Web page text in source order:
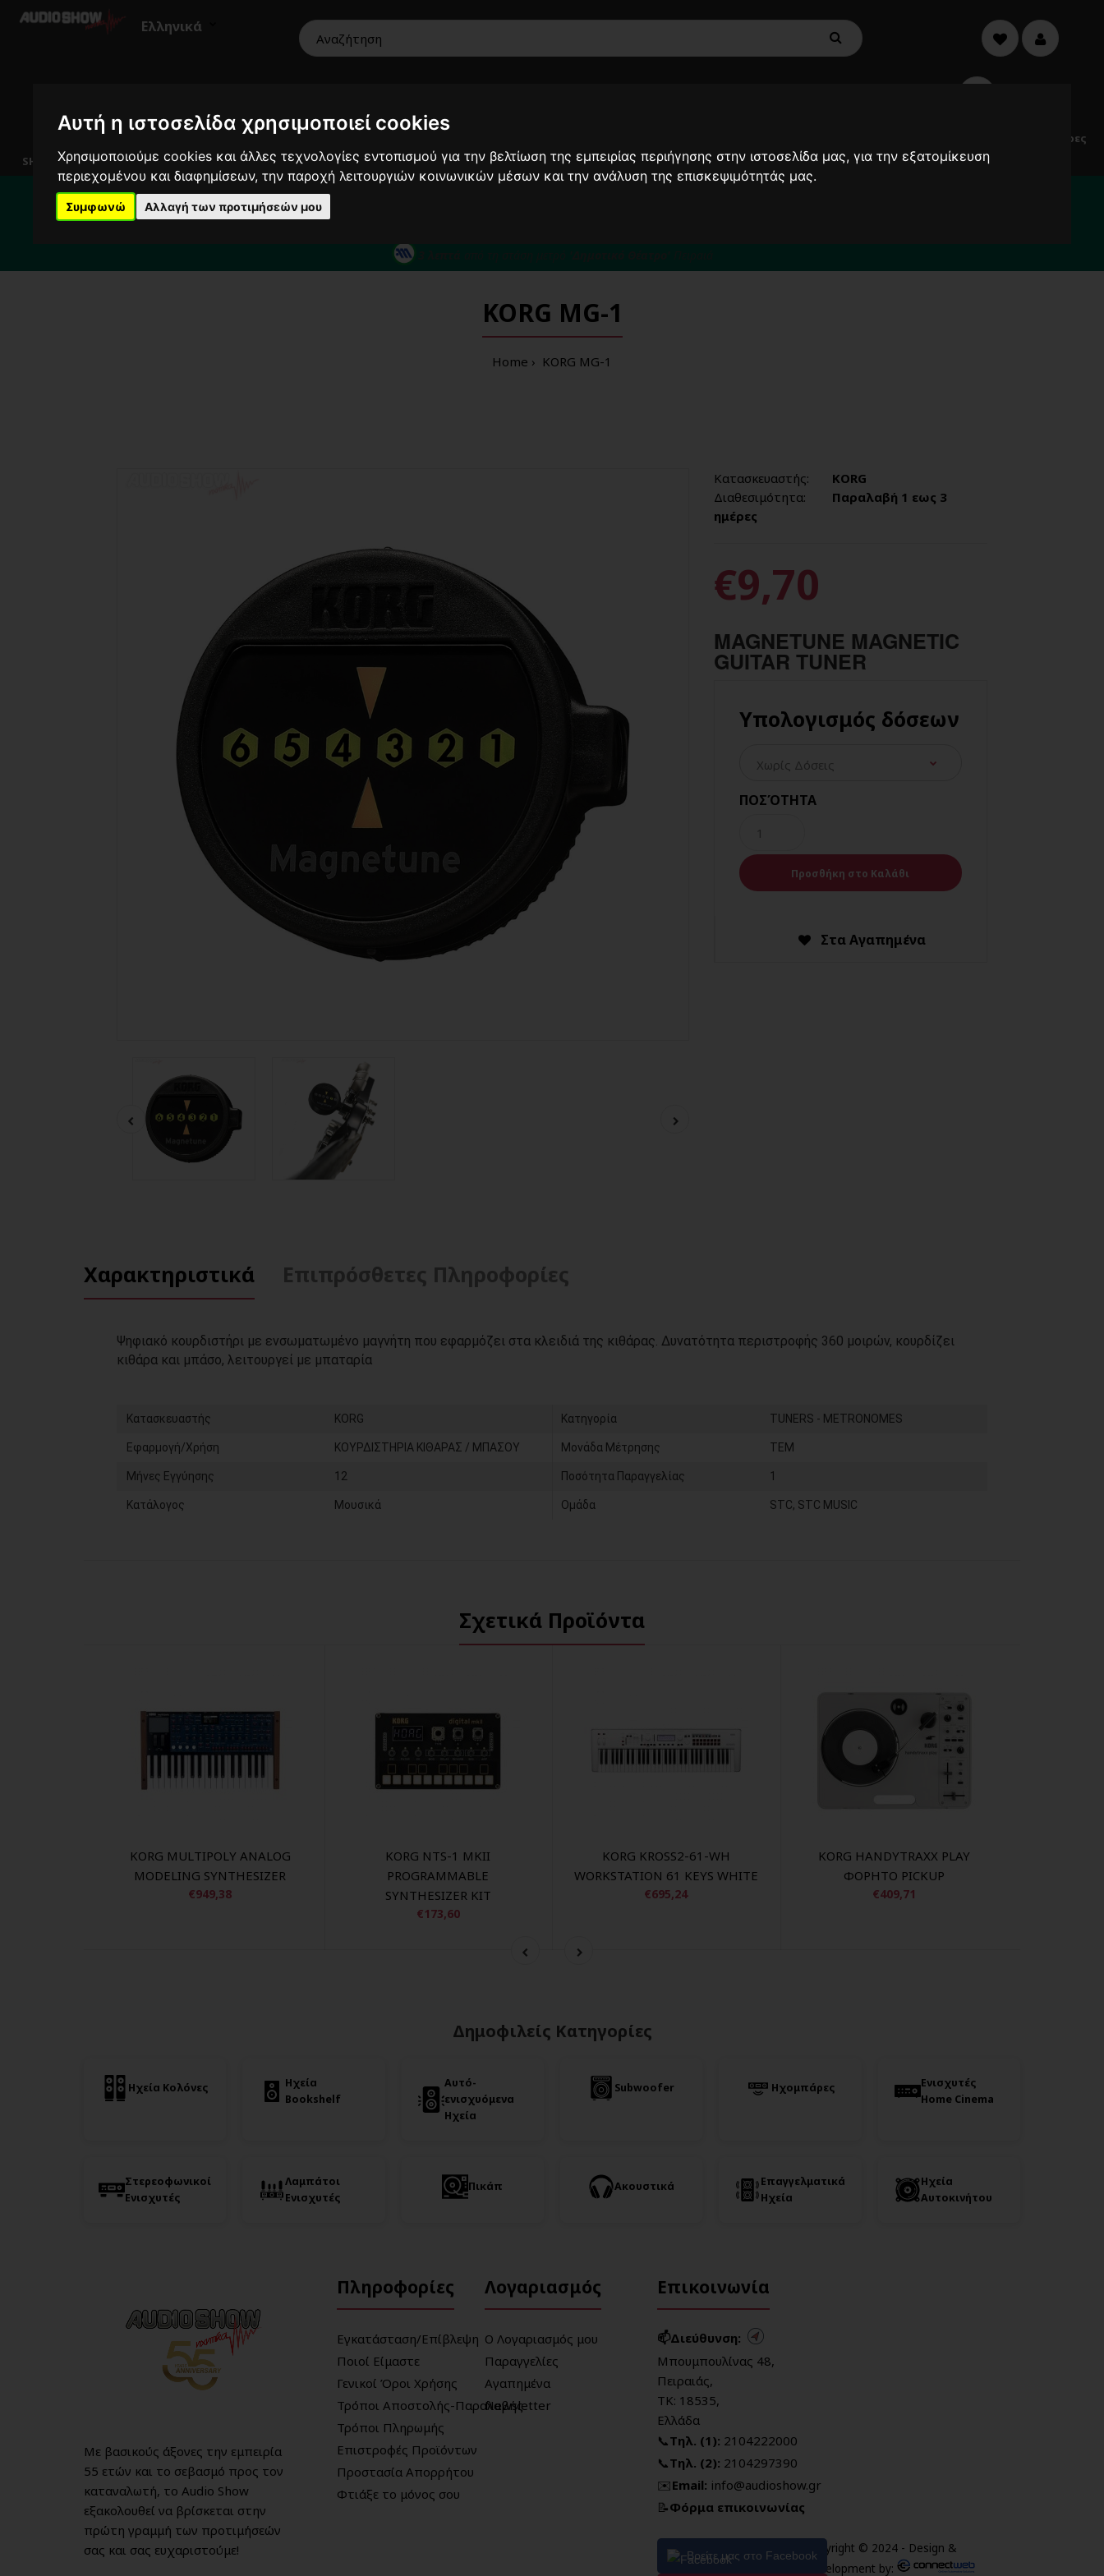
Αυτή η ιστοσελίδα χρησιμοποιεί cookies
Χρησιμοποιούμε cookies και άλλες τεχνολογίες εντοπισμού για την βελτίωση της εμπειρίας περιήγησης στην ιστοσελίδα μας, για την εξατομίκευση
περιεχομένου και διαφημίσεων, την παροχή λειτουργιών κοινωνικών μέσων και την ανάλυση της επισκεψιμότητάς μας.
Συμφωνώ Αλλαγή των προτιμήσεών μου
Ελληνικά
SHOWROOM
HiFi Εικόνα Επαγγελματικά
Audio
όργανα
Βάσεις
Scooters
Ανεμιστήρες
Για το διάστημα από 10/8 ως 24/8 οι παραγγελίες σας ενδέχεται να καθυστερήσουν !
Για κάθε σας απορία καλέστε μας στο:
KORG MG-1
Home KORG MG-1
Κατασκευαστής:
KORG
Διαθεσιμότητα:
Παραλαβή 1 εως 3
ημέρες
€9,70
MAGNETUNE MAGNETIC
GUITAR TUNER
Υπολογισμός δόσεων
ΠΟΣΌΤΗΤΑ
Στα Αγαπημένα
Χαρακτηριστικά Επιπρόσθετες Πληροφορίες
Ψηφιακό κουρδιστήρι με ενσωματωμένο μαγνήτη που εφαρμόζει στα κλειδιά της κιθάρας. Δυνατότητα περιστροφής 360 μοιρών, κουρδίζει
κιθάρα και μπάσο, λειτουργεί με μπαταρία
Κατασκευαστής KORG Κατηγορία TUNERS - METRONOMES
Εφαρμογή/Χρήση ΚΟΥΡΔΙΣΤΗΡΙΑ ΚΙΘΑΡΑΣ / ΜΠΑΣΟΥ Μονάδα Μέτρησης ΤΕΜ
Μήνες Εγγύησης 12 Ποσότητα Παραγγελίας 1
Κατάλογος Μουσικά Ομάδα STC, STC MUSIC
Σχετικά Προϊόντα
KORG MULTIPOLY ANALOG
MODELING SYNTHESIZER
€949,38
KORG NTS-1 MKII
PROGRAMMABLE
SYNTHESIZER KIT
€173,60
KORG KROSS2-61-WH
WORKSTATION 61 KEYS WHITE
€695,24
KORG HANDYTRAXX PLAY
ΦΟΡΗΤΟ PICKUP
€409,71
Δημοφιλείς Κατηγορίες
Ηχεία Κολόνες
Ηχεία
Bookshelf
Αυτό-
ενισχυόμενα
Ηχεία
Subwoofer Ηχομπάρες
Ενισχυτές
Home Cinema
Στερεοφωνικοί
Ενισχυτές
Λαμπάτοι
Ενισχυτές
Πικάπ Ακουστικά
Επαγγελματικά
Ηχεία
Ηχεία
Αυτοκινήτου
Με βασικούς άξονες την εμπειρία
55 ετών και το σεβασμό προς τον
καταναλωτή, το Audio Show
εξακολουθεί να βρίσκεται στην
πρώτη γραμμή των προτιμήσεών
σας και σας ευχαριστούμε!
Πληροφορίες
Εγκατάσταση/Επίβλεψη
Ποιοί Είμαστε
Γενικοί Όροι Χρήσης
Τρόποι Αποστολής-Παραλαβής
Τρόποι Πληρωμής
Επιστροφές Προϊόντων
Προστασία Απορρήτου
Φτιάξε το μόνος σου
Λογαριασμός
Ο Λογαριασμός μου
Παραγγελίες
Αγαπημένα
Newsletter
Επικοινωνία
📫Διεύθυνση:
Μπουμπουλίνας 48,
Πειραιάς,
ΤΚ: 18535,
Ελλάδα
📞Τηλ. (1): 2104222000
📞Τηλ. (2): 2104297390
✉️Email: info@audioshow.gr
📝Φόρμα επικοινωνίας
Βρείτε μας στο FacebookCopyright © 2024 - Design &
Development by: